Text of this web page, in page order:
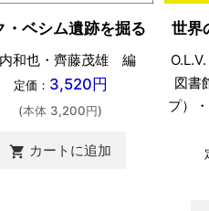
・ベシム遺跡を掘る
和也・齊藤茂雄 編
定価： 3,520円
(本体 3,200円)
shopping_cart カートに追加
世界
図書
プ）